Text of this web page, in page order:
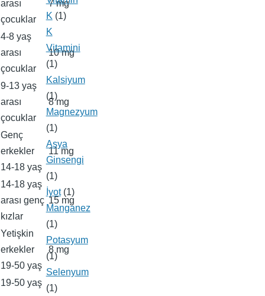
arası
çocuklar
7 mg
4-8 yaş
arası
çocuklar
10 mg
9-13 yaş
arası
çocuklar
8 mg
Genç
erkekler
14-18 yaş
11 mg
14-18 yaş
arası genç
kızlar
15 mg
Yetişkin
erkekler
19-50 yaş
8 mg
19-50 yaş
K (1)
K
Vitamini
(1)
Kalsiyum
(1)
Magnezyum
(1)
Asya
Ginsengi
(1)
İyot(1)
Manganez
(1)
Potasyum
(1)
Selenyum
(1)